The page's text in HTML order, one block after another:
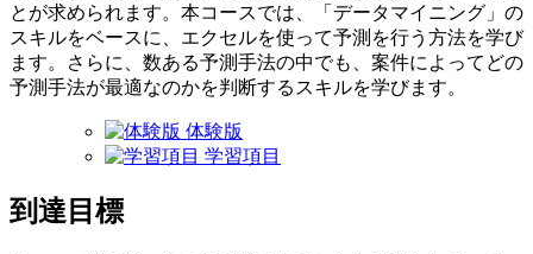
とが求められます。本コースでは、「データマイニング」の
スキルをベースに、エクセルを使って予測を行う方法を学び
ます。さらに、数ある予測手法の中でも、案件によってどの
予測手法が最適なのかを判断するスキルを学びます。
体験版
学習項目
到達目標